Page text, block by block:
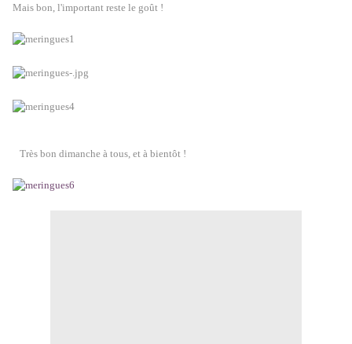
Mais bon, l'important reste le goût !
Très bon dimanche à tous, et à bientôt !